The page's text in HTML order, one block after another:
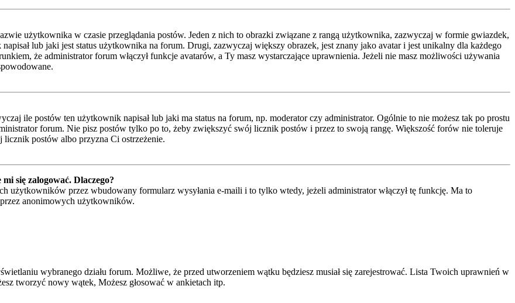
użytkownika w czasie przeglądania postów. Jeden z nich to obrazki związane z rangą użytkownika, zazwyczaj w formie gwiazdek,
lub jaki jest status użytkownika na forum. Drugi, zazwyczaj większy obrazek, jest znany jako avatar i jest unikalny dla każdego
że administrator forum włączył funkcje avatarów, a Ty masz wystarczające uprawnienia. Jeżeli nie masz możliwości używania
ile postów ten użytkownik napisał lub jaki ma status na forum, np. moderator czy administrator. Ogólnie to nie możesz tak po prostu
forum. Nie pisz postów tylko po to, żeby zwiększyć swój licznik postów i przez to swoją rangę. Większość forów nie toleruje
postów albo przyzna Ci ostrzeżenie.
się zalogować. Dlaczego?
użytkowników przez wbudowany formularz wysyłania e-maili i to tylko wtedy, jeżeli administrator włączył tę funkcję. Ma to
anonimowych użytkowników.
wybranego działu forum. Możliwe, że przed utworzeniem wątku będziesz musiał się zarejestrować. Lista Twoich uprawnień w
tworzyć nowy wątek, Możesz głosować w ankietach itp.